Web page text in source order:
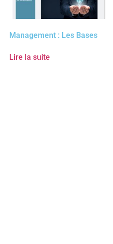
Management : Les Bases
Lire la suite